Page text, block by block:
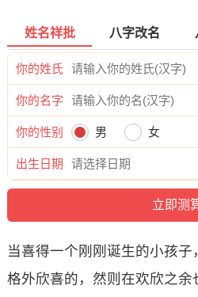
姓名祥批 八字改名
你的姓氏
你的名字
你的性别 男 女
出生日期
当喜得一个刚刚诞生的小孩
格外欣喜的，然则在欢欣之余